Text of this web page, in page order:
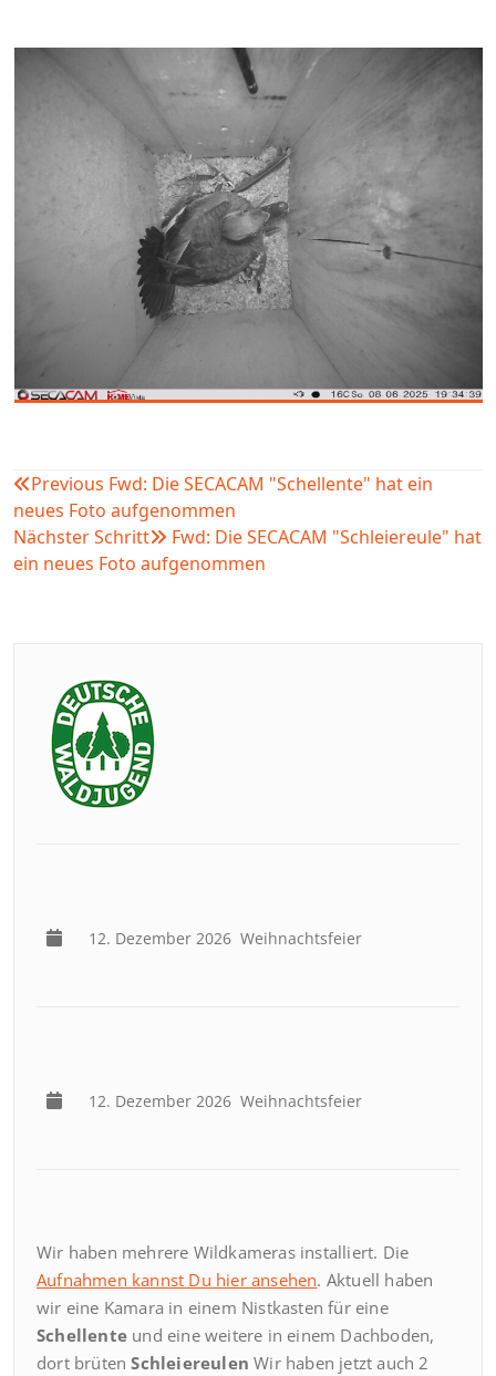
Beitragsnavigation
Previous Fwd: Die SECACAM "Schellente" hat ein
neues Foto aufgenommen
Nächster Schritt
Fwd: Die SECACAM "Schleiereule" hat
ein neues Foto aufgenommen
12. Dezember 2026 Weihnachtsfeier
12. Dezember 2026 Weihnachtsfeier
Wir haben mehrere Wildkameras installiert. Die
Aufnahmen kannst Du hier ansehen. Aktuell haben
wir eine Kamara in einem Nistkasten für eine
Schellente und eine weitere in einem Dachboden,
dort brütenSchleiereulen Wir haben jetzt auch 2